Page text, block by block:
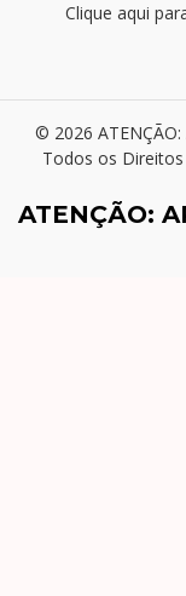
Clique aqui
© 2026 ATENÇÃO:
Todos os
ATENÇÃO: